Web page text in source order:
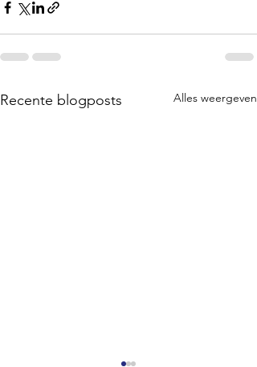
Recente blogposts Alles weergeven